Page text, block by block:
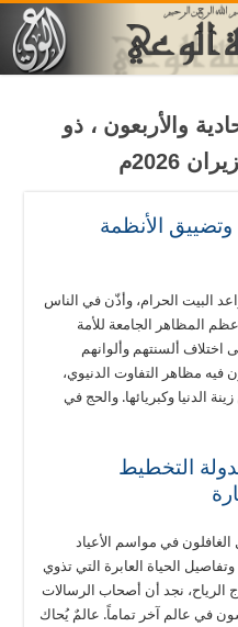
والأربعون ، ذو
وتضييق الأنظمة
البيت الحرام، وأذّن في الناس
المظاهر الجامعة للأمة
اختلاف ألسنتهم وألوانهم
فيه مظاهر التفاوت الدنيوي،
الدنيا وكبريائها. والحج في
التخطيط
في مواسم الأعياد
الحياة العابرة التي تذوي
نجد أن أصحاب الرسالات
في عالم آخر تماماً. عالمٌ يُحاك